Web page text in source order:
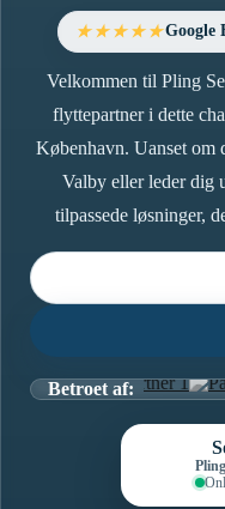
★★★★★Google
Velkommen til Pling
flyttepartner i dette
København. Uanset om
Valby eller leder dig
tilpassede løsninger,
Betroet af: